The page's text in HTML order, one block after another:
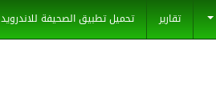
تقارير تحميل تطبيق الصحيفة للاندرويد